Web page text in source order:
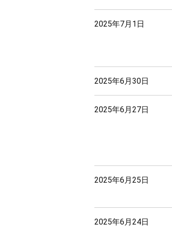
2025年7月1日
2025年6月30日
2025年6月27日
2025年6月25日
2025年6月24日